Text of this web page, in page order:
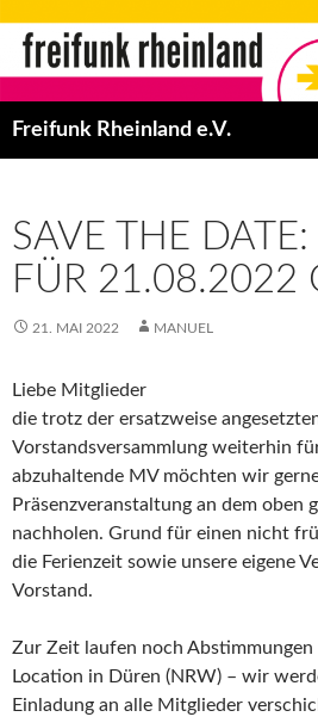
Inhalt
springen
Freifunk Rheinland e.V.
SAVE THE
FÜR 21.08.2022
21. MAI 2022 MANUEL
Liebe Mitglieder
die trotz der ersatzweise
Vorstandsversammlung weiterhin
abzuhaltende MV möchten wir
Präsenzveranstaltung an dem oben
nachholen. Grund für einen nicht
die Ferienzeit sowie unsere eigene
Vorstand.
Zur Zeit laufen noch
Location in Düren (NRW) – wir
Einladung an alle Mitglieder